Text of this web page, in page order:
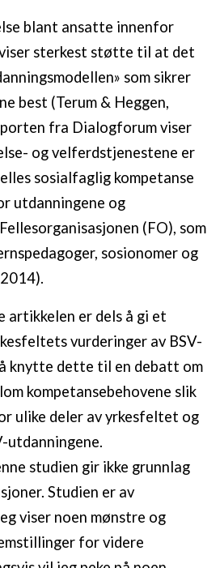
blant ansatte innenfor
sterkest støtte til at det
som sikrer
best (Terum & Heggen,
fra Dialogforum viser
og velferdstjenestene er
sosialfaglig kompetanse
utdanningene og
(FO), som
sosionomer og
artikkelen er dels å gi et
vurderinger av BSV-
knytte dette til en debatt om
kompetansebehovene slik
ulike deler av yrkesfeltet og
utdanningene.
studien gir ikke grunnlag
Studien er av
viser noen mønstre og
for videre